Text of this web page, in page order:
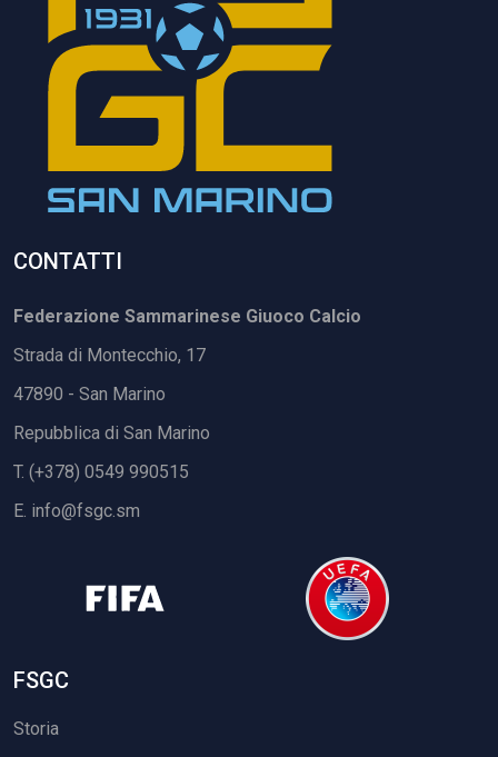
CONTATTI
Federazione Sammarinese Giuoco Calcio
Strada di Montecchio, 17
47890 - San Marino
Repubblica di San Marino
T. (+378) 0549 990515
E. info@fsgc.sm
FSGC
Storia